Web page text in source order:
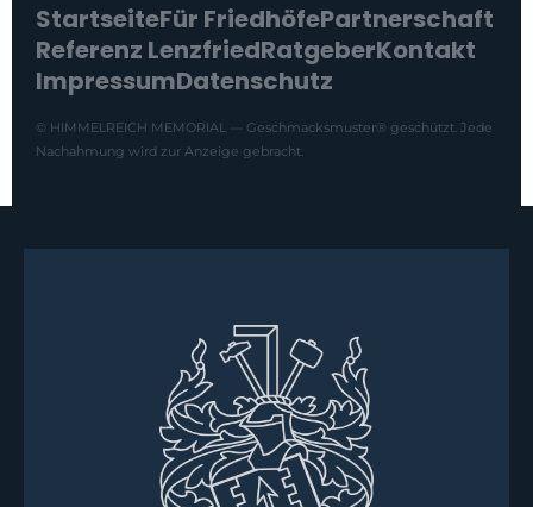
StartseiteFür FriedhöfePartnerschaft
Referenz LenzfriedRatgeberKontakt
ImpressumDatenschutz
© HIMMELREICH MEMORIAL — Geschmacksmuster® geschützt. Jede
Nachahmung wird zur Anzeige gebracht.